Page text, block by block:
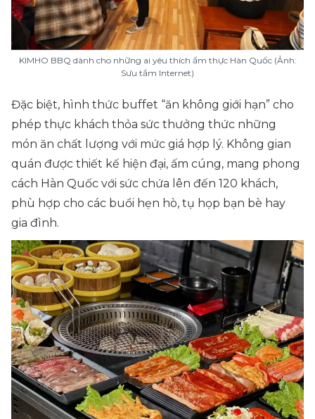
KIMHO BBQ dành cho những ai yêu thích ẩm thực Hàn Quốc (Ảnh:
Sưu tầm Internet)
Đặc biệt, hình thức buffet “ăn không giới hạn” cho
phép thực khách thỏa sức thưởng thức những
món ăn chất lượng với mức giá hợp lý. Không gian
quán được thiết kế hiện đại, ấm cúng, mang phong
cách Hàn Quốc với sức chứa lên đến 120 khách,
phù hợp cho các buổi hẹn hò, tụ họp bạn bè hay
gia đình.